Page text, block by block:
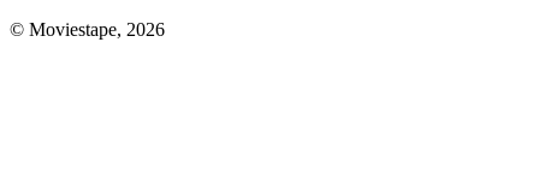
© Moviestape, 2026